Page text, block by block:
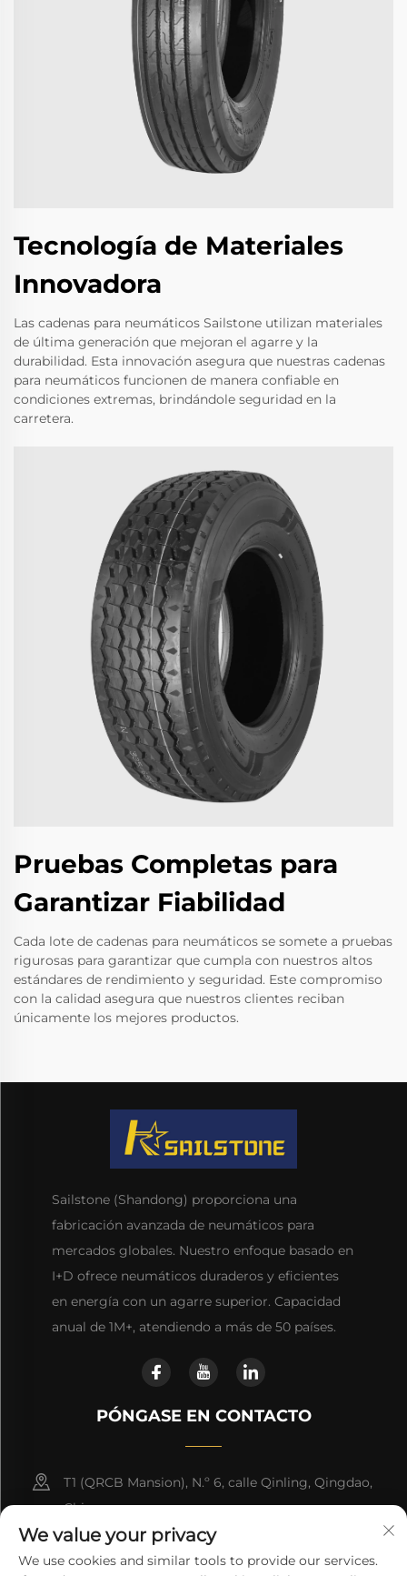
Tecnología de Materiales
Innovadora
Las cadenas para neumáticos Sailstone utilizan materiales
de última generación que mejoran el agarre y la
durabilidad. Esta innovación asegura que nuestras cadenas
para neumáticos funcionen de manera confiable en
condiciones extremas, brindándole seguridad en la
carretera.
Pruebas Completas para
Garantizar Fiabilidad
Cada lote de cadenas para neumáticos se somete a pruebas
rigurosas para garantizar que cumpla con nuestros altos
estándares de rendimiento y seguridad. Este compromiso
con la calidad asegura que nuestros clientes reciban
únicamente los mejores productos.
Sailstone (Shandong) proporciona una
fabricación avanzada de neumáticos para
mercados globales. Nuestro enfoque basado en
I+D ofrece neumáticos duraderos y eficientes
en energía con un agarre superior. Capacidad
anual de 1M+, atendiendo a más de 50 países.
PÓNGASE EN CONTACTO
T1 (QRCB Mansion), N.º 6, calle Qinling, Qingdao,
China
+86-15853268306
We value your privacy
We use cookies and similar tools to provide our services.